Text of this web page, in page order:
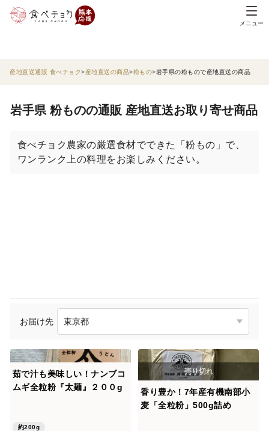
メニュー
産地直送通販 食べチョク 産地直送の商品 粉もの 岩手県の粉もので産地直送の商品
岩手県 粉ものの通販 産地直送お取り寄せ商品
食べチョク農家の厳選食材でできた「粉もの」で、
ワンランク上の料理をお楽しみください。
お届け先
茹で汁も美味しい！ナンブコ
ムギ全粒粉『太麺』２００g
約200g
香り豊か！7年産有機南部小
麦「全粒粉」500g詰め